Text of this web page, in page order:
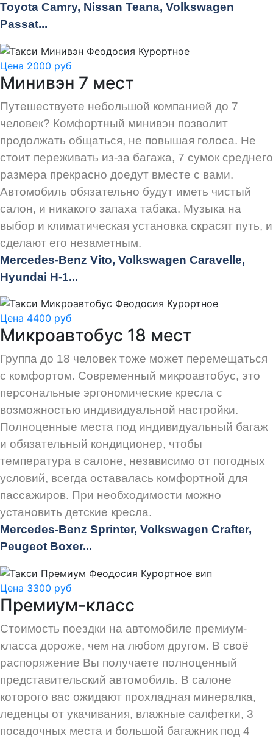
Toyota Camry, Nissan Teana, Volkswagen
Passat...
Цена 2000 руб
Минивэн 7 мест
Путешествуете небольшой компанией до 7
человек? Комфортный минивэн позволит
продолжать общаться, не повышая голоса. Не
стоит переживать из-за багажа, 7 сумок среднего
размера прекрасно доедут вместе с вами.
Автомобиль обязательно будут иметь чистый
салон, и никакого запаха табака. Музыка на
выбор и климатическая установка скрасят путь, и
сделают его незаметным.
Mercedes-Benz Vito, Volkswagen Caravelle,
Hyundai H-1...
Цена 4400 руб
Микроавтобус 18 мест
Группа до 18 человек тоже может перемещаться
с комфортом. Современный микроавтобус, это
персональные эргономические кресла с
возможностью индивидуальной настройки.
Полноценные места под индивидуальный багаж
и обязательный кондиционер, чтобы
температура в салоне, независимо от погодных
условий, всегда оставалась комфортной для
пассажиров. При необходимости можно
установить детские кресла.
Mercedes-Benz Sprinter, Volkswagen Crafter,
Peugeot Boxer...
Цена 3300 руб
Премиум-класс
Стоимость поездки на автомобиле премиум-
класса дороже, чем на любом другом. В своё
распоряжение Вы получаете полноценный
представительский автомобиль. В салоне
которого вас ожидают прохладная минералка,
леденцы от укачивания, влажные салфетки, 3
посадочных места и большой багажник под 4